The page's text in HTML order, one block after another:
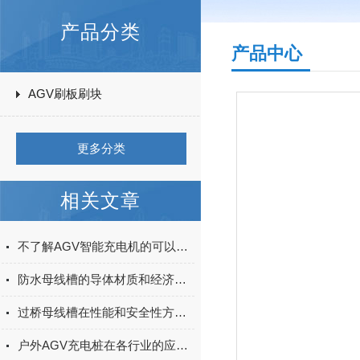
产品分类
AGV刷板刷块
更多分类
相关文章
不了解AGV智能充电机的可以进来看看
防水母线槽的导体材质和经济截面的选择
过桥母线槽在性能和安全性方面的特点
户外AGV充电桩在各行业的应用案例
产品中心